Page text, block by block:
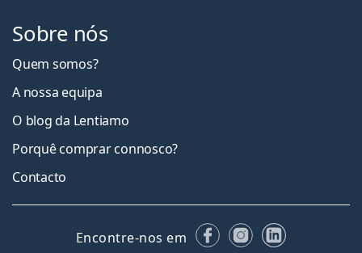
Sobre nós
Quem somos?
A nossa equipa
O blog da Lentiamo
Porquê comprar connosco?
Contacto
Encontre-nos em FacebookInstagram
LinkedIn